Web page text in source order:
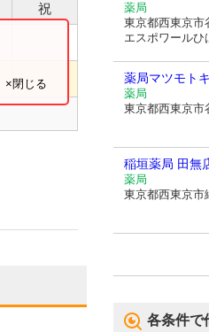
祝
×閉じる
薬局
東京都西東京市
エスポワールひ
薬局マツモト
薬局
東京都西東京市
稲垣薬局 田無
薬局
東京都西東京市
各条件で